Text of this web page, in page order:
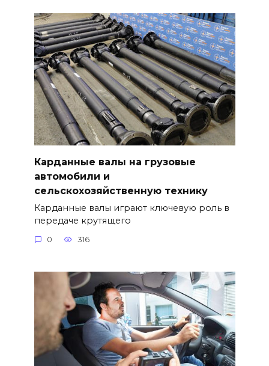
Карданные валы на грузовые
автомобили и
сельскохозяйственную технику
Карданные валы играют ключевую роль в
передаче крутящего
0 316